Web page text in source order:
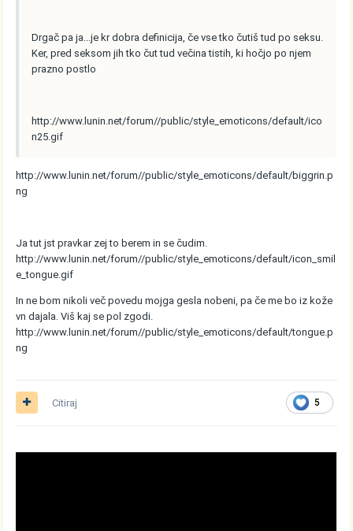
Drgač pa ja...je kr dobra definicija, če vse tko čutiš tud po seksu.
Ker, pred seksom jih tko čut tud večina tistih, ki hočjo po njem
prazno postlo
http://www.lunin.net/forum//public/style_emoticons/default/ico
n25.gif
http://www.lunin.net/forum//public/style_emoticons/default/biggrin.p
ng
Ja tut jst pravkar zej to berem in se čudim.
http://www.lunin.net/forum//public/style_emoticons/default/icon_smil
e_tongue.gif
In ne bom nikoli več povedu mojga gesla nobeni, pa če me bo iz kože
vn dajala. Viš kaj se pol zgodi.
http://www.lunin.net/forum//public/style_emoticons/default/tongue.p
ng
5
Citiraj